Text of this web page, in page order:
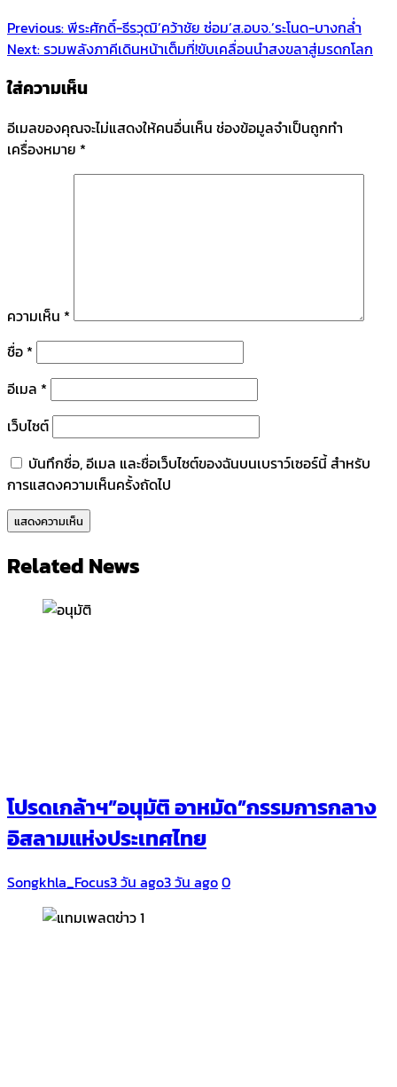
Previous:พีระศักดิ์-ธีรวุฒิ’คว้าชัย ซ่อม’ส.อบจ.’ระโนด-บางกล่ำ
Next:รวมพลังภาคีเดินหน้า​เต็มที่!ขับเคลื่อน​นำสงขลาสู่มรดกโลก
ใส่ความเห็น
อีเมลของคุณจะไม่แสดงให้คนอื่นเห็น ช่องข้อมูลจำเป็นถูกทำ
เครื่องหมาย *
ความเห็น *
ชื่อ *
อีเมล *
เว็บไซต์
บันทึกชื่อ, อีเมล และชื่อเว็บไซต์ของฉันบนเบราว์เซอร์นี้ สำหรับ
การแสดงความเห็นครั้งถัดไป
Related News
โปรดเกล้าฯ”อนุมัติ อาหมัด”กรรมการกลาง
อิสลามแห่งประเทศไทย
Songkhla_Focus3 วัน ago3 วัน ago0